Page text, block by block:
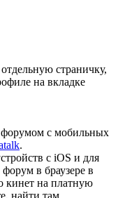
страничку,
на вкладке
форумом с мобильных
.
с iOS и для
в браузере в
кинет на платную
найти там